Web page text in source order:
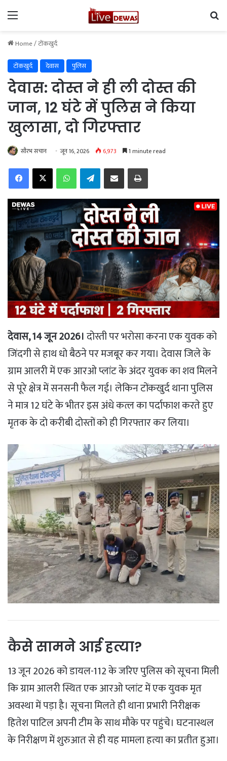
Menu
Home/टोंकखुर्द
टोंकखुर्द
देवास पुलिस
देवास: दोस्त ने ही ली दोस्त की
जान, 12 घंटे में पुलिस ने किया
खुलासा, दो गिरफ्तार
सौरभ सचान जून 16, 2026 6,973 1 minute read
FacebookX WhatsAppTelegramShare via Email Print
देवास, 14 जून 2026।दोस्ती पर भरोसा करना एक युवक को
जिंदगी से हाथ धो बैठने पर मजबूर कर गया। देवास जिले के
ग्राम आलरी में एक आरओ प्लांट के अंदर युवक का शव मिलने
से पूरे क्षेत्र में सनसनी फैल गई। लेकिन टोंकखुर्द थाना पुलिस
ने मात्र 12 घंटे के भीतर इस अंधे कत्ल का पर्दाफाश करते हुए
मृतक के दो करीबी दोस्तों को ही गिरफ्तार कर लिया।
कैसे सामने आई हत्या?
13 जून 2026 को डायल-112 के जरिए पुलिस को सूचना मिली
कि ग्राम आलरी स्थित एक आरओ प्लांट में एक युवक मृत
अवस्था में पड़ा है। सूचना मिलते ही थाना प्रभारी निरीक्षक
हितेश पाटिल अपनी टीम के साथ मौके पर पहुंचे। घटनास्थल
के निरीक्षण में शुरुआत से ही यह मामला हत्या का प्रतीत हुआ।